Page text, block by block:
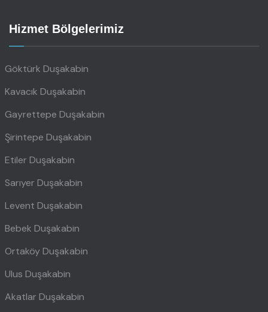
Hizmet Bölgelerimiz
Göktürk Duşakabin
Kavacık Duşakabin
Gayrettepe Duşakabin
Şirintepe Duşakabin
Etiler Duşakabin
Sarıyer Duşakabin
Levent Duşakabin
Bebek Duşakabin
Ortaköy Duşakabin
Ulus Duşakabin
Akatlar Duşakabin